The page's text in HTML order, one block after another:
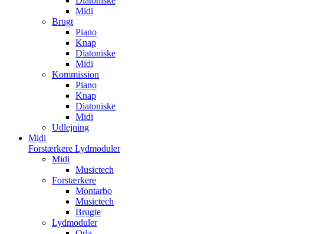
Midi
Brugt
Piano
Knap
Diatoniske
Midi
Kommission
Piano
Knap
Diatoniske
Midi
Udlejning
Midi
Forstærkere Lydmoduler
Midi
Musictech
Forstærkere
Montarbo
Musictech
Brugte
Lydmoduler